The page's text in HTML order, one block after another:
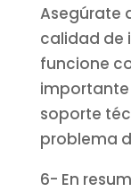
Asegúrate
calidad de
funcione
importante
soporte
problema
6- En